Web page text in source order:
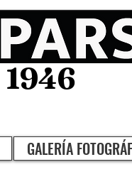
1946
GALERÍA